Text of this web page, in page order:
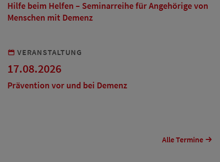
Hilfe beim Helfen – Seminarreihe für Angehörige von
Menschen mit Demenz
VERANSTALTUNG
17.08.2026
Prävention vor und bei Demenz
Alle Termine